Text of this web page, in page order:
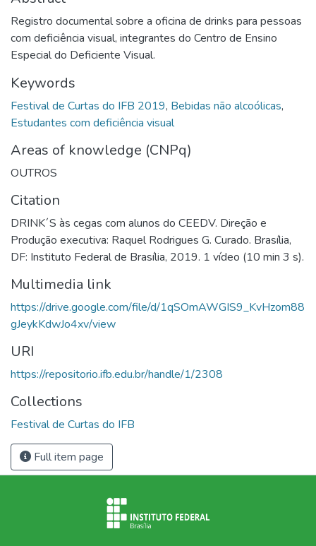
Registro documental sobre a oficina de drinks para pessoas
com deficiência visual, integrantes do Centro de Ensino
Especial do Deficiente Visual.
Keywords
Festival de Curtas do IFB 2019, Bebidas não alcoólicas,
Estudantes com deficiência visual
Areas of knowledge (CNPq)
OUTROS
Citation
DRINK´S às cegas com alunos do CEEDV. Direção e
Produção executiva: Raquel Rodrigues G. Curado. Brasília,
DF: Instituto Federal de Brasília, 2019. 1 vídeo (10 min 3 s).
Multimedia link
https://drive.google.com/file/d/1qSOmAWGIS9_KvHzom88
gJeykKdwJo4xv/view
URI
https://repositorio.ifb.edu.br/handle/1/2308
Collections
Festival de Curtas do IFB
Full item page